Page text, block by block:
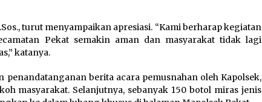
turut menyampaikan apresiasi. “Kami berharap kegiatan
Pekat semakin aman dan masyarakat tidak lagi
katanya.
berita acara pemusnahan oleh Kapolsek,
masyarakat. Selanjutnya, sebanyak 150 botol miras jenis